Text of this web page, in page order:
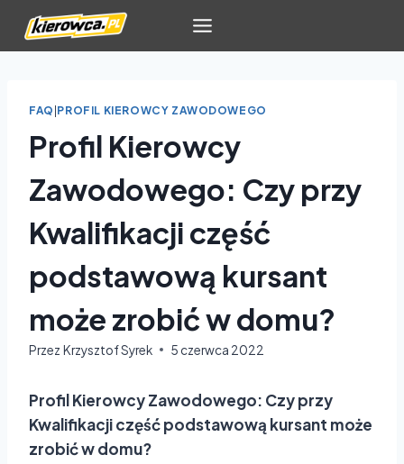
Przejdź
FAQ PROFIL KIEROWCY ZAWODOWEGO
Profil Kierowcy
Zawodowego: Czy przy
Kwalifikacji część
podstawową kursant
może zrobić w domu?
Przez Krzysztof Syrek 5 czerwca 2022
Profil Kierowcy Zawodowego: Czy przy
Kwalifikacji część podstawową kursant może
zrobić w domu?